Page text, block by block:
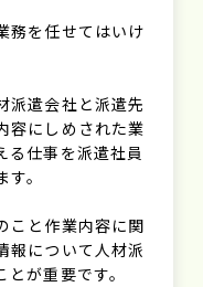
務を任せてはいけ
派遣会社と派遣先
容にしめされた業
る仕事を派遣社員
。
こと作業内容に関
報について人材派
が重要です。